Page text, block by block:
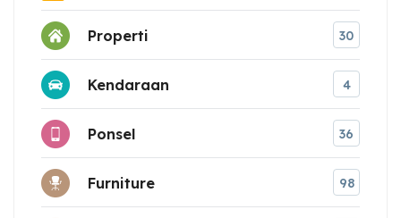
Properti 30
Kendaraan 4
Ponsel 36
Furniture 98